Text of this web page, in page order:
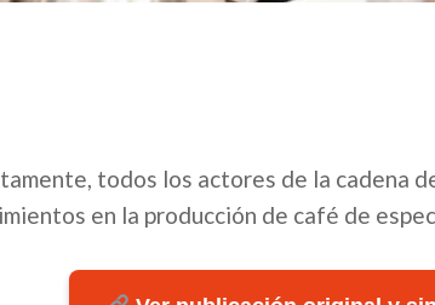
todos los actores de la cadena
en la producción de café de